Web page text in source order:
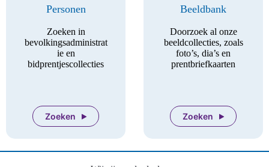
Personen
Zoeken in
bevolkingsadministrat
ie en
bidprentjescollecties
Zoeken
Beeldbank
Doorzoek al onze
beeldcollecties, zoals
foto’s, dia’s en
prentbriefkaarten
Zoeken